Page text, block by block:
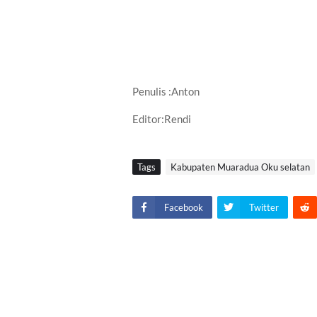
Penulis :Anton
Editor:Rendi
Tags Kabupaten Muaradua Oku selatan
Facebook Twitter